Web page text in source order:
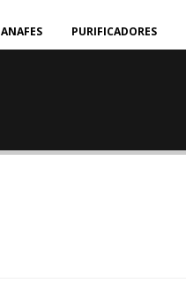
ANAFES PURIFICADORES